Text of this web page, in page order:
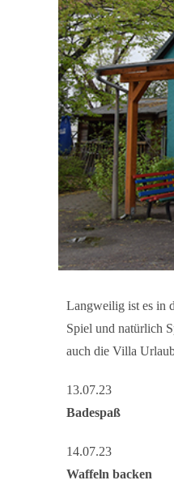
Langweilig ist es in
Spiel und natürlich
auch die Villa
13.07.23
Badespaß
14.07.23
Waffeln backen